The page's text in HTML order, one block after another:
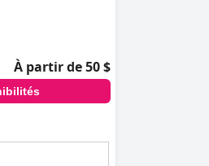
À partir de 50 $